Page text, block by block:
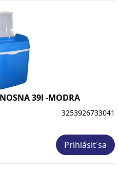
39l -MODRA
3253926733041
Prihlásiť sa